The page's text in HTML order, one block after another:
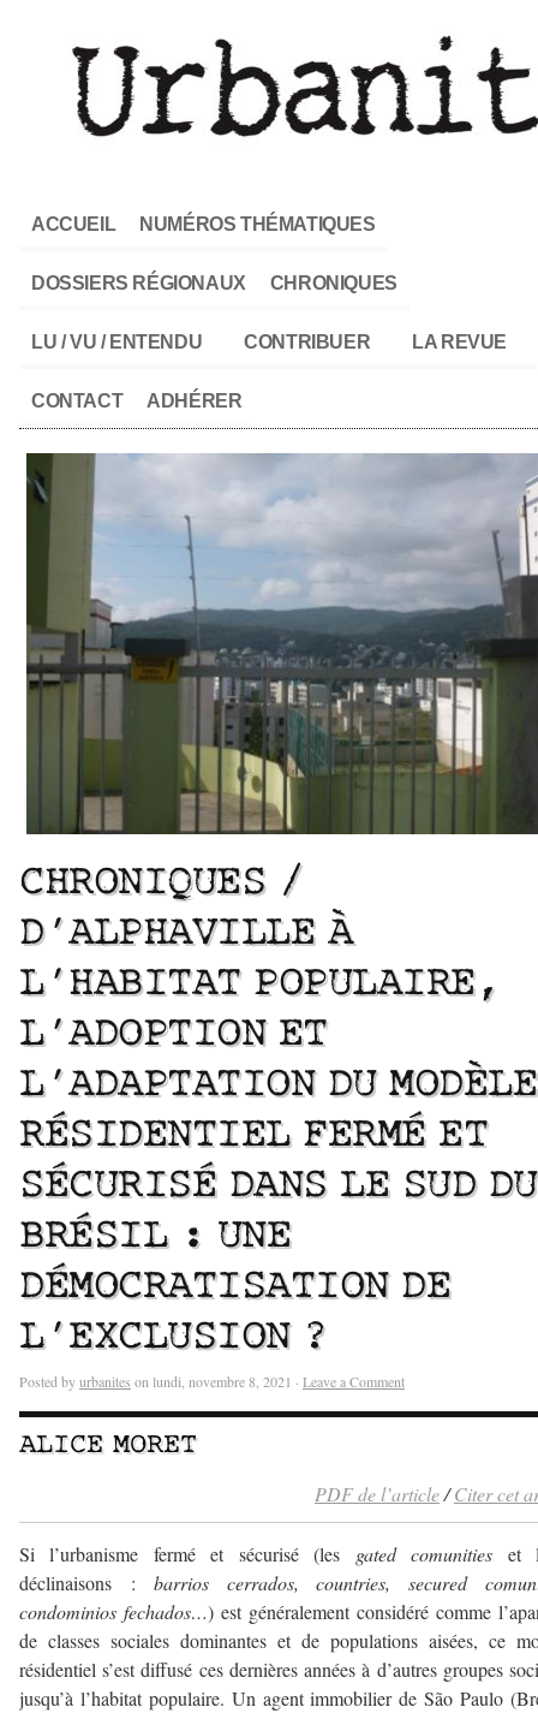
ACCUEIL NUMÉROS THÉMATIQUES
DOSSIERS RÉGIONAUX CHRONIQUES
LU / VU / ENTENDU CONTRIBUER LA REVUE
CONTACT ADHÉRER
CHRONIQUES /
D’ALPHAVILLE À
L’HABITAT POPULAIRE,
L’ADOPTION ET
L’ADAPTATION DU MODÈLE
RÉSIDENTIEL FERMÉ ET
SÉCURISÉ DANS LE SUD DU
BRÉSIL : UNE
DÉMOCRATISATION DE
L’EXCLUSION ?
Posted byurbanites on lundi, novembre 8, 2021 · Leave a Comment
ALICE MORET
PDF de l’article/Citer cet
Si l’urbanisme fermé et sécurisé (les gated comunities et
déclinaisons : barrios cerrados, countries, secured
condominios fechados…) est généralement considéré comme
de classes sociales dominantes et de populations aisées, ce
résidentiel s’est diffusé ces dernières années à d’autres groupes
jusqu’à l’habitat populaire. Un agent immobilier de São Paulo